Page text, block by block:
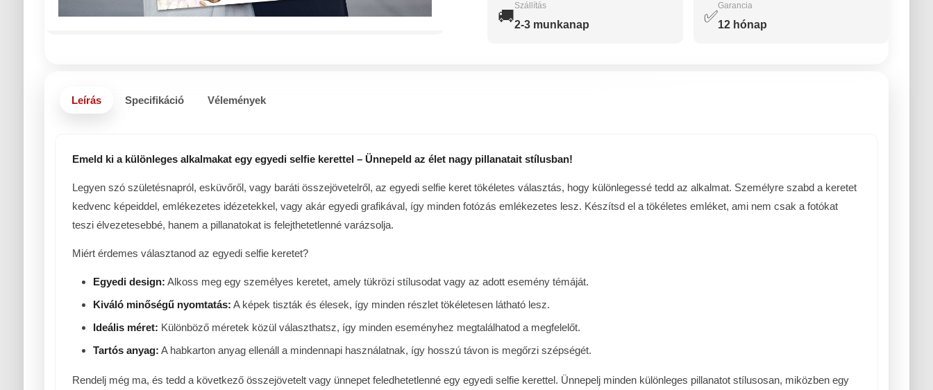
🚚
Szállítás
2-3 munkanap ✅
Garancia
12 hónap
Leírás Specifikáció Vélemények
Emeld ki a különleges alkalmakat egy egyedi selfie kerettel – Ünnepeld az élet nagy pillanatait stílusban!
Legyen szó születésnapról, esküvőről, vagy baráti összejövetelről, az egyedi selfie keret tökéletes választás, hogy különlegessé tedd az alkalmat. Személyre szabd a keretet
kedvenc képeiddel, emlékezetes idézetekkel, vagy akár egyedi grafikával, így minden fotózás emlékezetes lesz. Készítsd el a tökéletes emléket, ami nem csak a fotókat
teszi élvezetesebbé, hanem a pillanatokat is felejthetetlenné varázsolja.
Miért érdemes választanod az egyedi selfie keretet?
Egyedi design: Alkoss meg egy személyes keretet, amely tükrözi stílusodat vagy az adott esemény témáját.
Kiváló minőségű nyomtatás: A képek tiszták és élesek, így minden részlet tökéletesen látható lesz.
Ideális méret: Különböző méretek közül választhatsz, így minden eseményhez megtalálhatod a megfelelőt.
Tartós anyag: A habkarton anyag ellenáll a mindennapi használatnak, így hosszú távon is megőrzi szépségét.
Rendelj még ma, és tedd a következő összejövetelt vagy ünnepet feledhetetlenné egy egyedi selfie kerettel. Ünnepelj minden különleges pillanatot stílusosan, miközben egy